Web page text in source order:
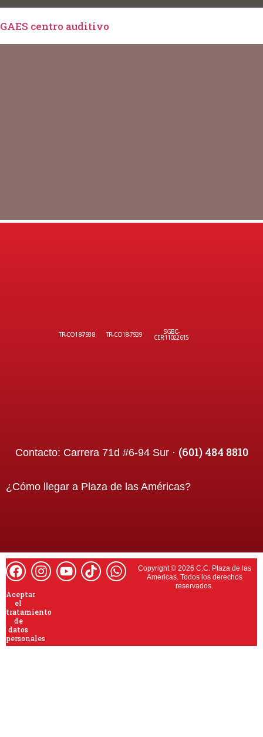
GAES centro auditivo
TR-CO18-7938 TR-CO18-7939 SGBC-
CER11022615
Contacto: Carrera 71d #6-94 Sur · (601) 484 8810
¿Cómo llegar a Plaza de las Américas?
Copyright © 2026 C.C. Plaza de las
Americas. Todos los derechos
reservados.
Aceptar
el
tratamiento
de
datos
personales